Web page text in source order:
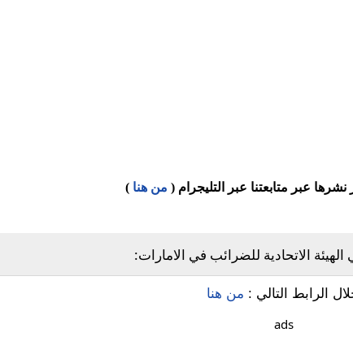
عبر متابعتنا عبر التليجرام ( من هنا )
الاتحادية للضرائب في الامارات:
الرابط التالي : من هنا
ads